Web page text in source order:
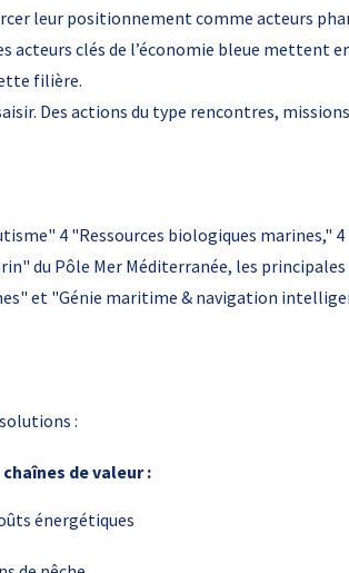
leur positionnement comme acteurs
acteurs clés de l’économie bleue mettent
filière.
Des actions du type rencontres,
4 "Ressources biologiques marines," 4
du Pôle Mer Méditerranée, les
et "Génie maritime & navigation
:
de valeur :
énergétiques